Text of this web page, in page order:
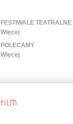
FESTIWALE TEATRALNE
Więcej
POLECAMY
Więcej